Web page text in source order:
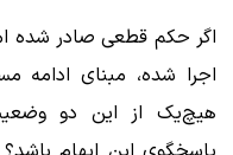
اگر حکم قطعی صادر شده
اجرا شده، مبنای ادامه
هیچ‌یک از این دو